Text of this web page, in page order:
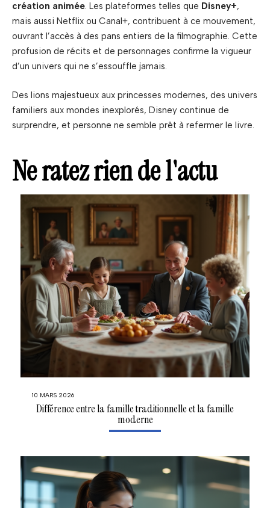
création animée. Les plateformes telles que Disney+,
mais aussi Netflix ou Canal+, contribuent à ce mouvement,
ouvrant l’accès à des pans entiers de la filmographie. Cette
profusion de récits et de personnages confirme la vigueur
d’un univers qui ne s’essouffle jamais.
Des lions majestueux aux princesses modernes, des univers
familiers aux mondes inexplorés, Disney continue de
surprendre, et personne ne semble prêt à refermer le livre.
Ne ratez rien de l'actu
10 MARS 2026
Différence entre la famille traditionnelle et la famille
moderne